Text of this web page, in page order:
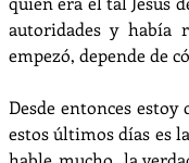
autoridades y había
empezó, depende de
Desde entonces
estos últimos días es